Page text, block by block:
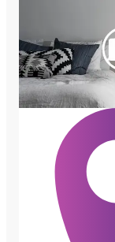
entre 16h30 et
partir du 1er